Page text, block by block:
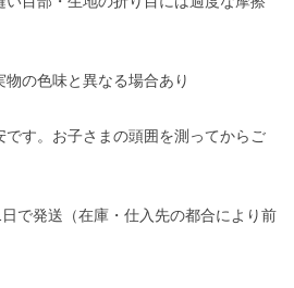
の色味と異なる場合あり
です。お子さまの頭囲を測ってからご
で発送（在庫・仕入先の都合により前